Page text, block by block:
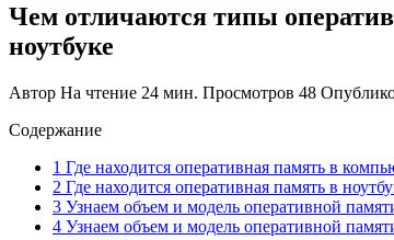
Чем отличаются типы
ноутбуке
Автор На чтение 24 мин. Просмотров 48
Содержание
1 Где находится оперативная память в
2 Где находится оперативная память в
3 Узнаем объем и модель оперативной
4 Узнаем объем и модель оперативной